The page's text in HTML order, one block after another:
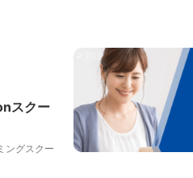
スクー
ングスクー